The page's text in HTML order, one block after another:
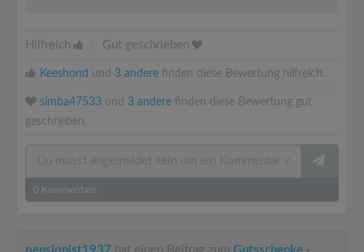
Hilfreich Gut geschrieben
Keeshond und 3 andere finden diese Bewertung hilfreich.
simba47533 und 3 andere finden diese Bewertung gut
geschrieben.
0 Kommentare